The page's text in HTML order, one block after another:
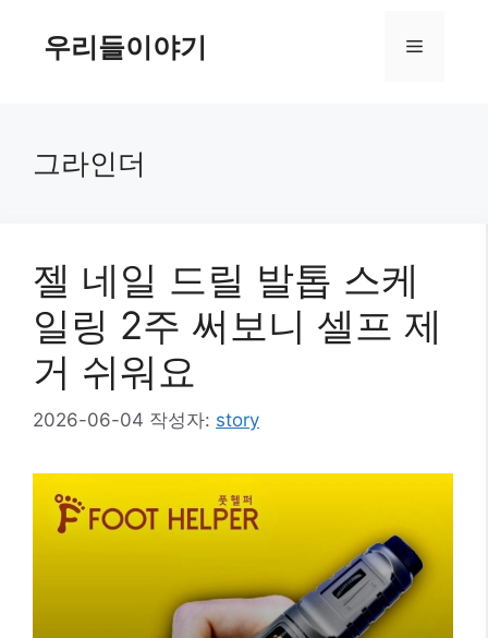
우리들이야기 메
그라인더
젤 네일 드릴 발톱 스케
일링 2주 써보니 셀프 제
거 쉬워요
2026-06-04 작성자: story